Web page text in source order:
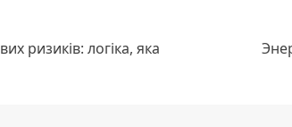
ризиків: логіка, яка